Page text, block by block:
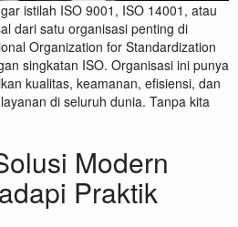
istilah ISO 9001, ISO 14001, atau
dari satu organisasi penting di
Organization for Standardization
singkatan ISO. Organisasi ini punya
kualitas, keamanan, efisiensi, dan
di seluruh dunia. Tanpa kita
Modern
Praktik